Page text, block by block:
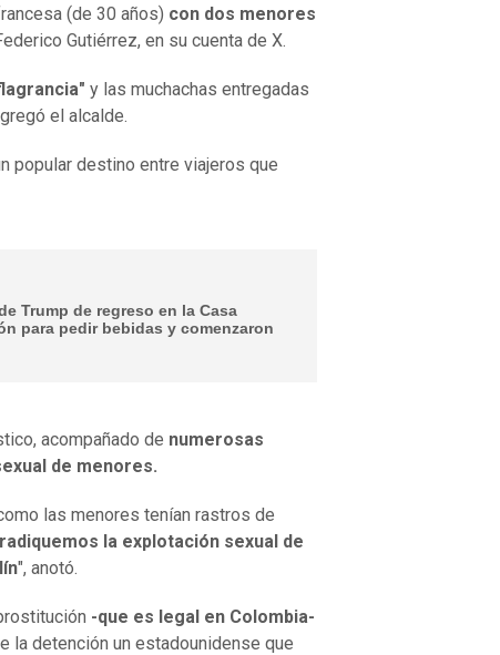
(de 30 años) con dos menores
Gutiérrez, en su cuenta de X.
y las muchachas entregadas
el alcalde.
popular destino entre viajeros que
Trump de regreso en la Casa
para pedir bebidas y comenzaron
acompañado de numerosas
de menores.
las menores tenían rastros de
la explotación sexual de
", anotó.
-que es legal en Colombia-
la detención un estadounidense que